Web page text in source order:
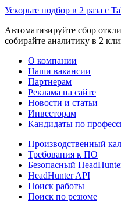
Ускорьте подбор в 2 раза с
Автоматизируйте сбор
собирайте аналитику в 2
О компании
Наши вакансии
Партнерам
Реклама на сайте
Новости и статьи
Инвесторам
Кандидаты по
Производственный
Требования к ПО
Безопасный
HeadHunter API
Поиск работы
Поиск по резюме